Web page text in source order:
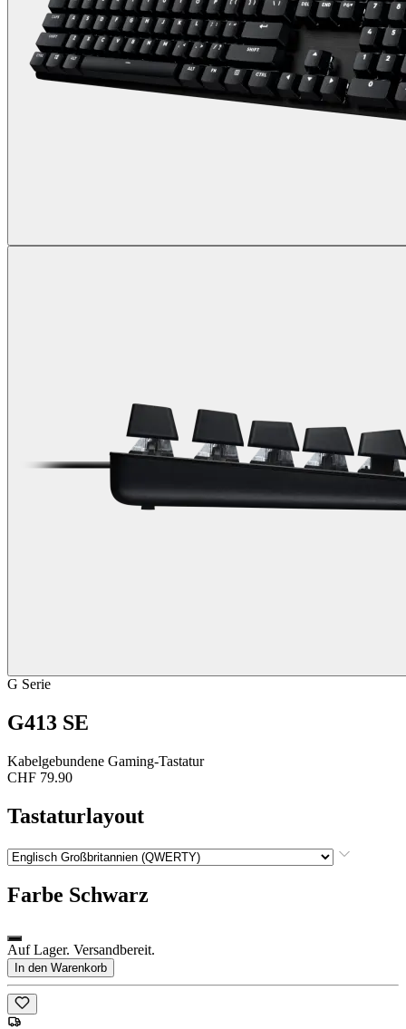
G Serie
G413 SE
Kabelgebundene Gaming-Tastatur
CHF 79.90
Tastaturlayout
Farbe Schwarz
Auf Lager. Versandbereit.
In den Warenkorb